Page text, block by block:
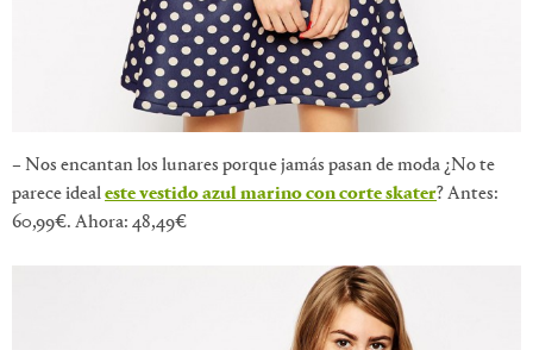
– Nos encantan los lunares porque jamás pasan de moda ¿No te
parece idealeste vestido azul marino con corte skater? Antes:
60,99€. Ahora: 48,49€